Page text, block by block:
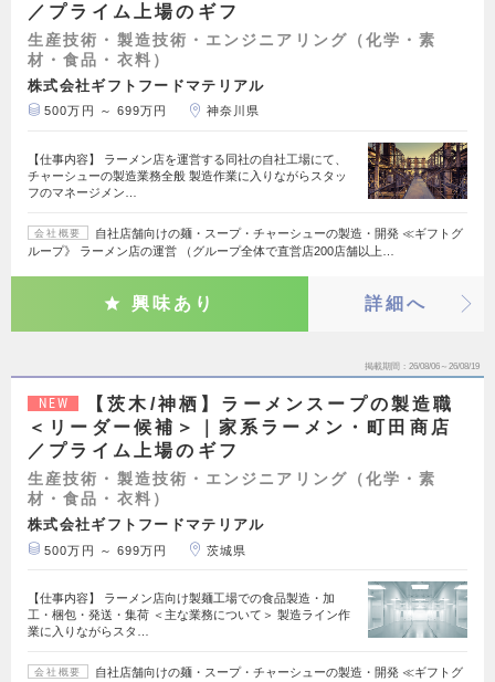
／プライム上場のギフ
生産技術・製造技術・エンジニアリング（化学・素
材・食品・衣料）
株式会社ギフトフードマテリアル
500万円 ～ 699万円 神奈川県
【仕事内容】 ラーメン店を運営する同社の自社工場にて、
チャーシューの製造業務全般 製造作業に入りながらスタッ
フのマネージメン…
会社概要
自社店舗向けの麺・スープ・チャーシューの製造・開発 ≪ギフトグ
ループ》 ラーメン店の運営 （グループ全体で直営店200店舗以上…
興味あり 詳細へ
掲載期間 26/08/06～26/08/19
NEW
【茨木/神栖】ラーメンスープの製造職
＜リーダー候補＞｜家系ラーメン・町田商店
／プライム上場のギフ
生産技術・製造技術・エンジニアリング（化学・素
材・食品・衣料）
株式会社ギフトフードマテリアル
500万円 ～ 699万円 茨城県
【仕事内容】 ラーメン店向け製麺工場での食品製造・加
工・梱包・発送・集荷 ＜主な業務について＞ 製造ライン作
業に入りながらスタ…
会社概要
自社店舗向けの麺・スープ・チャーシューの製造・開発 ≪ギフトグ